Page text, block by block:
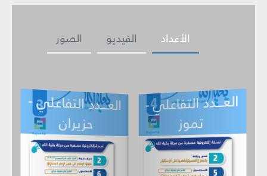
الصور الفيديو الأعداد
التفاعلي -
العـــدد التفاعلي -
حزيران
العـــدد
ي